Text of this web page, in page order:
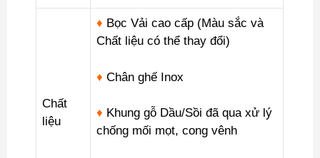
Chất
liệu
♦ Bọc Vải cao cấp (Màu sắc và
Chất liệu có thể thay đổi)
♦ Chân ghế Inox
♦ Khung gỗ Dầu/Sồi đã qua xử lý
chống mối mọt, cong vênh